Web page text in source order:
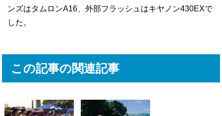
ンズはタムロンA16、外部フラッシュはキヤノン430EXで
した。
この記事の関連記事